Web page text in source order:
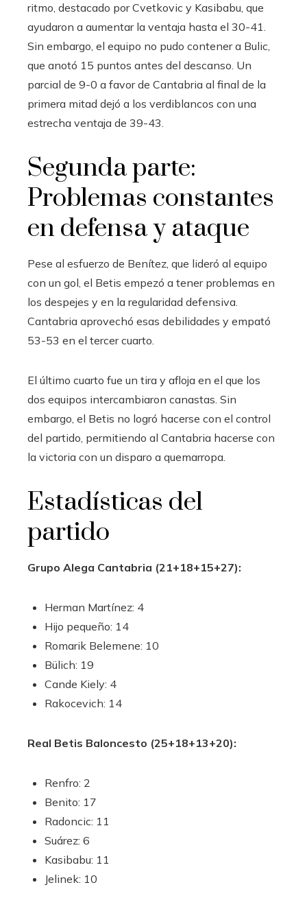
ritmo, destacado por Cvetkovic y Kasibabu, que
ayudaron a aumentar la ventaja hasta el 30-41.
Sin embargo, el equipo no pudo contener a Bulic,
que anotó 15 puntos antes del descanso. Un
parcial de 9-0 a favor de Cantabria al final de la
primera mitad dejó a los verdiblancos con una
estrecha ventaja de 39-43.
Segunda parte:
Problemas constantes
en defensa y ataque
Pese al esfuerzo de Benítez, que lideró al equipo
con un gol, el Betis empezó a tener problemas en
los despejes y en la regularidad defensiva.
Cantabria aprovechó esas debilidades y empató
53-53 en el tercer cuarto.
El último cuarto fue un tira y afloja en el que los
dos equipos intercambiaron canastas. Sin
embargo, el Betis no logró hacerse con el control
del partido, permitiendo al Cantabria hacerse con
la victoria con un disparo a quemarropa.
Estadísticas del
partido
Grupo Alega Cantabria (21+18+15+27):
Herman Martínez: 4
Hijo pequeño: 14
Romarik Belemene: 10
Bülich: 19
Cande Kiely: 4
Rakocevich: 14
Real Betis Baloncesto (25+18+13+20):
Renfro: 2
Benito: 17
Radoncic: 11
Suárez: 6
Kasibabu: 11
Jelinek: 10